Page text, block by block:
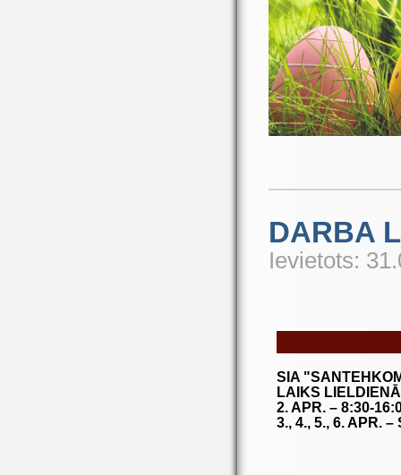
DARBA
Ievietots:
SIA
LAIKS
2. APR. – 8:30-
3., 4., 5., 6. APR. –